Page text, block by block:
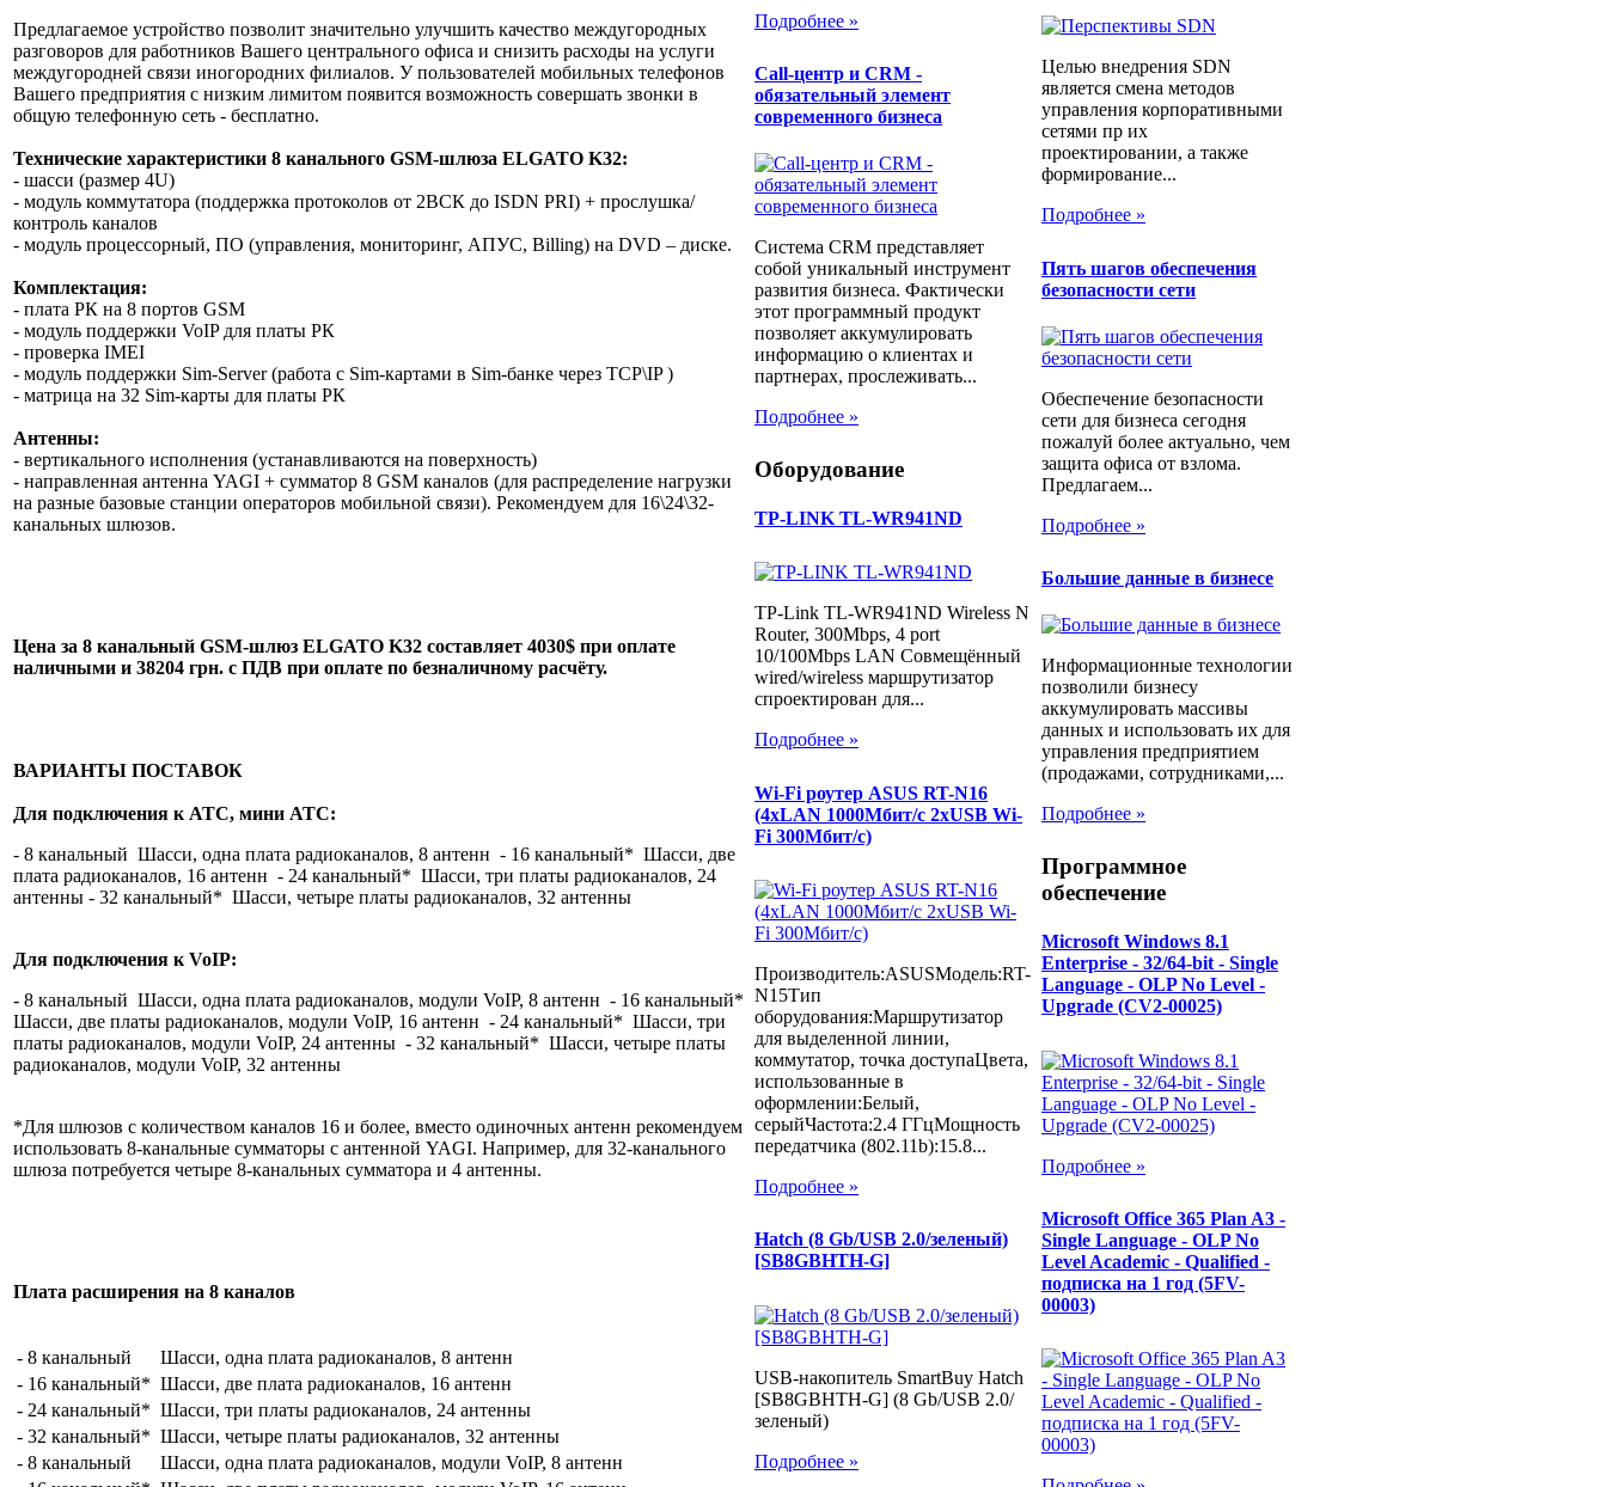
Предлагаемое устройство позволит значительно улучшить качество междугородных
разговоров для работников Вашего центрального офиса и снизить расходы на услуги
междугородней связи иногородних филиалов. У пользователей мобильных телефонов
Вашего предприятия с низким лимитом появится возможность совершать звонки в
общую телефонную сеть - бесплатно.
Технические характеристики 8 канального GSM-шлюза ELGATO K32:
- шасси (размер 4U)
- модуль коммутатора (поддержка протоколов от 2ВСК до ISDN PRI) + прослушка/
контроль каналов
- модуль процессорный, ПО (управления, мониторинг, АПУС, Billing) на DVD – диске.
Комплектация:
- плата РК на 8 портов GSM
- модуль поддержки VoIP для платы РК
- проверка IMEI
- модуль поддержки Sim-Server (работа с Sim-картами в Sim-банке через TCP\IP )
- матрица на 32 Sim-карты для платы РК
Антенны:
- вертикального исполнения (устанавливаются на поверхность)
- направленная антенна YAGI + сумматор 8 GSM каналов (для распределение нагрузки
на разные базовые станции операторов мобильной связи). Рекомендуем для 16\24\32-
канальных шлюзов.
Цена за 8 канальный GSM-шлюз ELGATO K32 составляет 4030$ при оплате
наличными и 38204 грн. с ПДВ при оплате по безналичному расчёту.
ВАРИАНТЫ ПОСТАВОК
Для подключения к АТС, мини АТС:
- 8 канальный Шасси, одна плата радиоканалов, 8 антенн - 16 канальный* Шасси, две
плата радиоканалов, 16 антенн - 24 канальный* Шасси, три платы радиоканалов, 24
антенны - 32 канальный* Шасси, четыре платы радиоканалов, 32 антенны
Для подключения к VoIP:
- 8 канальный Шасси, одна плата радиоканалов, модули VoIP, 8 антенн - 16 канальный*
Шасси, две платы радиоканалов, модули VoIP, 16 антенн - 24 канальный* Шасси, три
платы радиоканалов, модули VoIP, 24 антенны - 32 канальный* Шасси, четыре платы
радиоканалов, модули VoIP, 32 антенны
*Для шлюзов с количеством каналов 16 и более, вместо одиночных антенн рекомендуем
использовать 8-канальные сумматоры с антенной YAGI. Например, для 32-канального
шлюза потребуется четыре 8-канальных сумматора и 4 антенны.
Плата расширения на 8 каналов
- 8 канальный
Шасси, одна плата радиоканалов, 8 антенн
- 16 канальный* Шасси, две плата радиоканалов, 16 антенн
- 24 канальный* Шасси, три платы радиоканалов, 24 антенны
- 32 канальный* Шасси, четыре платы радиоканалов, 32 антенны
- 8 канальный
Шасси, одна плата радиоканалов, модули VoIP, 8 антенн
Подробнее »
Call-центр и CRM -
обязательный элемент
современного бизнеса
Система CRM представляет
собой уникальный инструмент
развития бизнеса. Фактически
этот программный продукт
позволяет аккумулировать
информацию о клиентах и
партнерах, прослеживать...
Подробнее »
Оборудование
TP-LINK TL-WR941ND
TP-Link TL-WR941ND Wireless N
Router, 300Mbps, 4 port
10/100Mbps LAN Совмещённый
wired/wireless маршрутизатор
спроектирован для...
Подробнее »
Wi-Fi роутер ASUS RT-N16
(4xLAN 1000Мбит/с 2xUSB Wi-
Fi 300Мбит/с)
Производитель:ASUSМодель:RT-
N15Тип
оборудования:Маршрутизатор
для выделенной линии,
коммутатор, точка доступаЦвета,
использованные в
оформлении:Белый,
серыйЧастота:2.4 ГГцМощность
передатчика (802.11b):15.8...
Подробнее »
Hatch (8 Gb/USB 2.0/зеленый)
[SB8GBHTH-G]
USB-накопитель SmartBuy Hatch
[SB8GBHTH-G] (8 Gb/USB 2.0/
зеленый)
Подробнее »
Целью внедрения SDN
является смена методов
управления корпоративными
сетями пр их
проектировании, а также
формирование...
Подробнее »
Пять шагов обеспечения
безопасности сети
Обеспечение безопасности
сети для бизнеса сегодня
пожалуй более актуально, чем
защита офиса от взлома.
Предлагаем...
Подробнее »
Большие данные в бизнесе
Информационные технологии
позволили бизнесу
аккумулировать массивы
данных и использовать их для
управления предприятием
(продажами, сотрудниками,...
Подробнее »
Программное
обеспечение
Microsoft Windows 8.1
Enterprise - 32/64-bit - Single
Language - OLP No Level -
Upgrade (CV2-00025)
Подробнее »
Microsoft Office 365 Plan A3 -
Single Language - OLP No
Level Academic - Qualified -
подписка на 1 год (5FV-
00003)